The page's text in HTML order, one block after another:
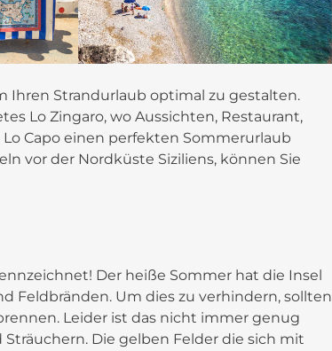
Ihren Strandurlaub optimal zu gestalten.
Lo Zingaro, wo Aussichten, Restaurant,
Capo einen perfekten Sommerurlaub
vor der Nordküste Siziliens, können Sie
Der heiße Sommer hat die Insel
Feldbränden. Um dies zu verhindern, sollten
Leider ist das nicht immer genug
Die gelben Felder die sich mit